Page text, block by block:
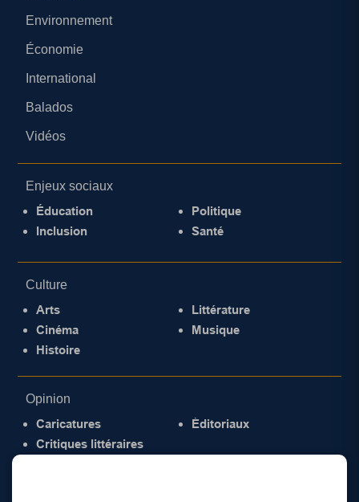
Environnement
Économie
International
Balados
Vidéos
Enjeux sociaux
Éducation
Inclusion
Politique
Santé
Culture
Arts
Cinéma
Histoire
Littérature
Musique
Opinion
Caricatures
Critiques littéraires
Éditoriaux